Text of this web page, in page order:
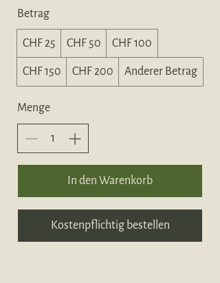
Betrag
CHF 25 CHF 50 CHF 100
CHF 150 CHF 200 Anderer Betrag
Menge
In den Warenkorb
Kostenpflichtig bestellen